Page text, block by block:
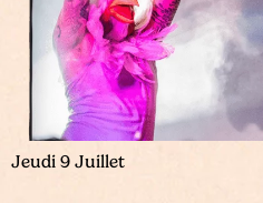
Jeudi 9 Juillet